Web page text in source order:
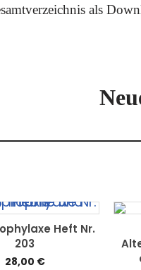
als
Heft Nr.
203
28,00 €